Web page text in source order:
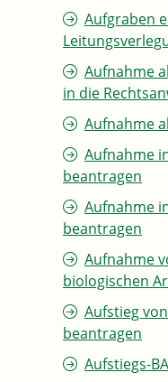
Aufgraben
Aufnahme
in die
Aufnahme
Aufnahme
beantragen
Aufnahme
beantragen
Aufnahme
biologischen
Aufstieg
beantragen
Aufstiegs-